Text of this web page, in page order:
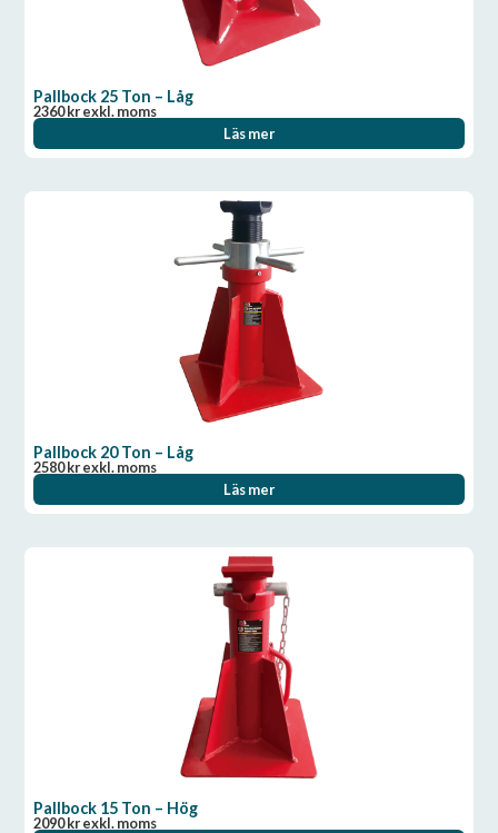
Pallbock 25 Ton – Låg
2360krexkl. moms
Läs mer
Pallbock 20 Ton – Låg
2580krexkl. moms
Läs mer
Pallbock 15 Ton – Hög
2090krexkl. moms